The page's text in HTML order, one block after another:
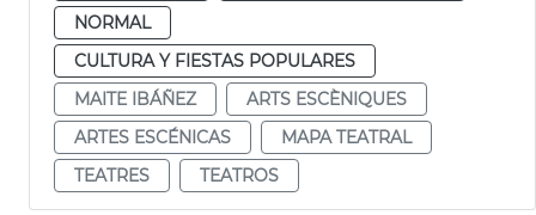
NORMAL
CULTURA Y FIESTAS POPULARES
MAITE IBÁÑEZ
ARTS ESCÈNIQUES
ARTES ESCÉNICAS
MAPA TEATRAL
TEATRES
TEATROS